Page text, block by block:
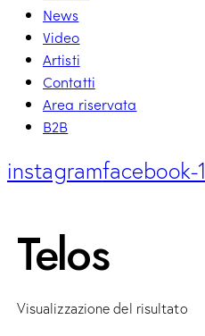
News
Video
Artisti
Contatti
Area riservata
B2B
instagramfacebook-1
Telos
Visualizzazione del risultato